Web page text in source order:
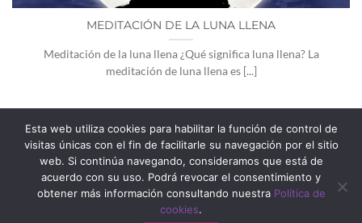
MEDITACIÓN DE LA LUNA LLENA
Meditación de la luna llena ¿Qué significa luna llena? La
meditación de luna llena es [...]
1 2 3 4
Esta web utiliza cookies para habilitar la función de control de
visitas únicas con el fin de facilitarle su navegación por el sitio
web. Si continúa navegando, consideramos que está de
acuerdo con su uso. Podrá revocar el consentimiento y
obtener más información consultando nuestra Política de
cookies.